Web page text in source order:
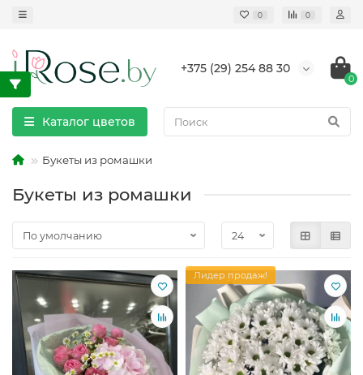
0 0
+375 (29) 254 88 30
0
Каталог цветов
Букеты из ромашки
Букеты из ромашки
Лидер продаж!